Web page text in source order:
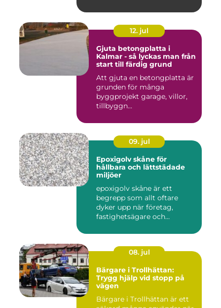
12. jul
Gjuta betongplatta i
Kalmar - så lyckas man från
start till färdig grund
Att gjuta en betongplatta är
grunden för många
byggprojekt garage, villor,
tillbyggn...
09. jul
Epoxigolv skåne för
hållbara och lättstädade
miljöer
epoxigolv skåne är ett
begrepp som allt oftare
dyker upp när företag,
fastighetsägare och
08. jul
Bärgare i Trollhättan:
Trygg hjälp vid stopp på
vägen
Bärgare i Trollhättan är ett